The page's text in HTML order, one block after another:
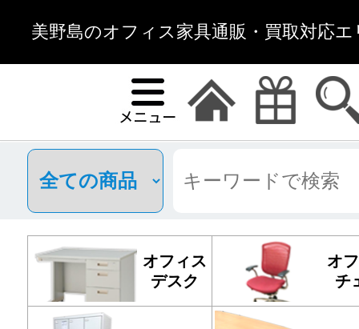
美野島のオフィス家具通販・買取対応
オフィス
デスク
オ
チ